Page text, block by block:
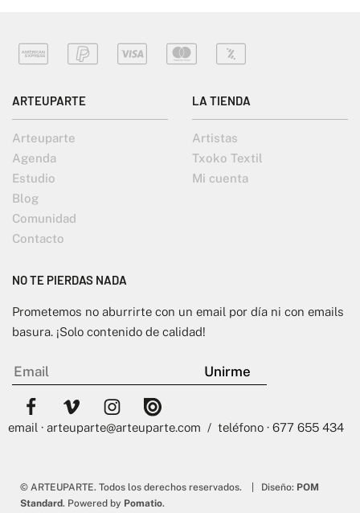
ARTEUPARTE
Arteuparte
Agenda
Estudio
Blog
Comunidad
Contacto
LA TIENDA
Artistas
Txoko Textil
Mi cuenta
NO TE PIERDAS NADA
Prometemos no aburrirte con un email por día ni con emails
basura. ¡Solo contenido de calidad!
email · arteuparte@arteuparte.com / teléfono · 677 655 434
© ARTEUPARTE. Todos los derechos reservados. | Diseño: POM
Standard. Powered by Pomatio.